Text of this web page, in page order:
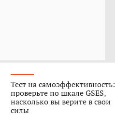
Тест на самоэффективность:
проверьте по шкале GSES,
насколько вы верите в свои
силы